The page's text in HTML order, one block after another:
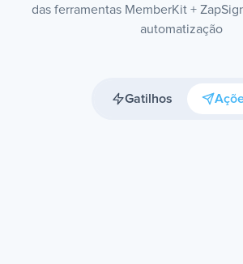
das ferramentas MemberKit +
automatização
Gatilhos